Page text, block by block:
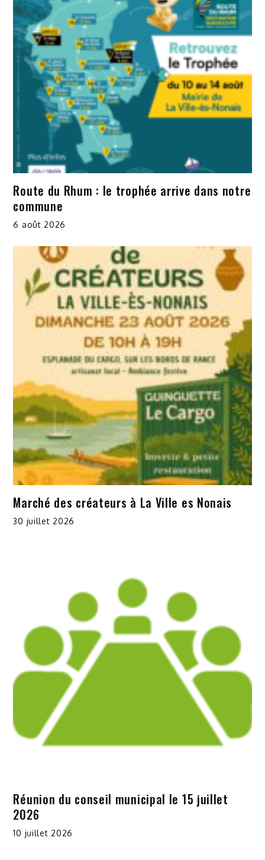
Route du Rhum : le trophée arrive dans notre
commune
6 août 2026
Marché des créateurs à La Ville es Nonais
30 juillet 2026
Réunion du conseil municipal le 15 juillet
2026
10 juillet 2026